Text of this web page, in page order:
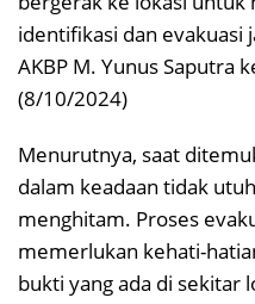
identifikasi dan evakuasi
AKBP M. Yunus Saputra
(8/10/2024)
Menurutnya, saat
dalam keadaan tidak
menghitam. Proses
memerlukan kehati-
bukti yang ada di sekitar